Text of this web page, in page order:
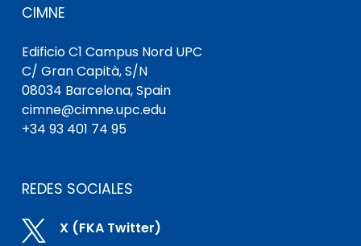
CIMNE
Edificio C1 Campus Nord UPC
C/ Gran Capità, S/N
08034 Barcelona, Spain
cimne@cimne.upc.edu
+34 93 401 74 95
REDES SOCIALES
 X (FKA Twitter)